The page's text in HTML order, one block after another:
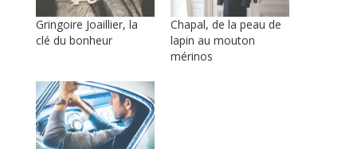
Gringoire Joaillier, la
clé du bonheur
Chapal, de la peau de
lapin au mouton
mérinos